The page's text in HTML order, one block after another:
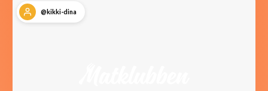
@kikki-dina